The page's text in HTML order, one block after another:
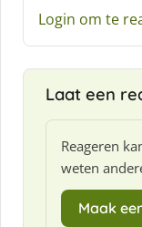
e
:
Login om te
Laat een
Reageren
weten
Maak